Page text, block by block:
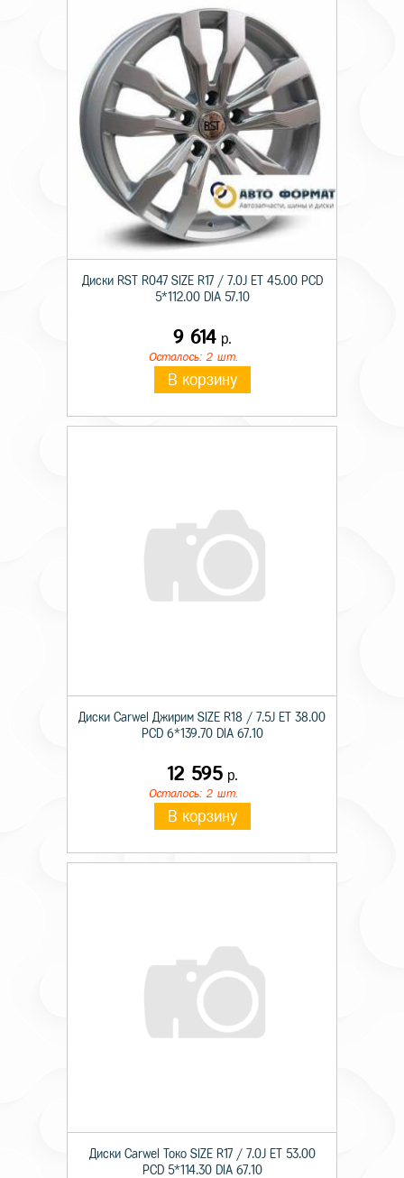
Диски RST R047 SIZE R17 / 7.0J ET 45.00 PCD
5*112.00 DIA 57.10
9 614р.
Осталось: 2 шт.
В корзину
Диски Carwel Джирим SIZE R18 / 7.5J ET 38.00
PCD 6*139.70 DIA 67.10
12 595р.
Осталось: 2 шт.
В корзину
Диски Carwel Токо SIZE R17 / 7.0J ET 53.00
PCD 5*114.30 DIA 67.10